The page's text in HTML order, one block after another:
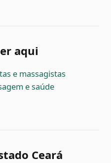
aqui
e massagistas
e saúde
Ceará